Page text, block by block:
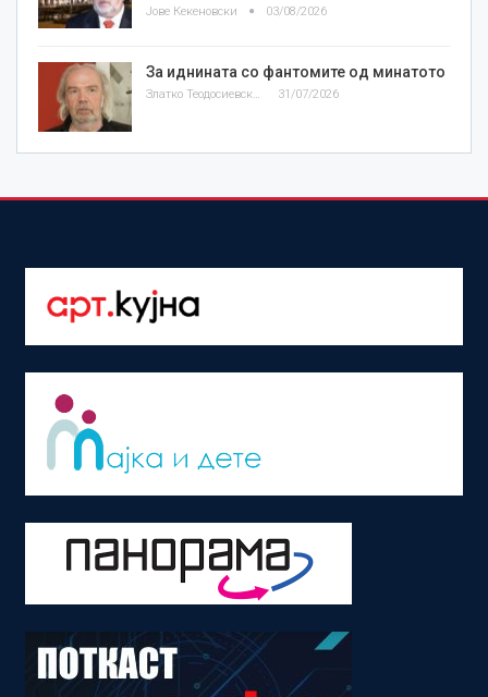
Јове Кекеновски 03/08/2026
За иднината со фантомите од минатото
Златко Теодосиевски 31/07/2026